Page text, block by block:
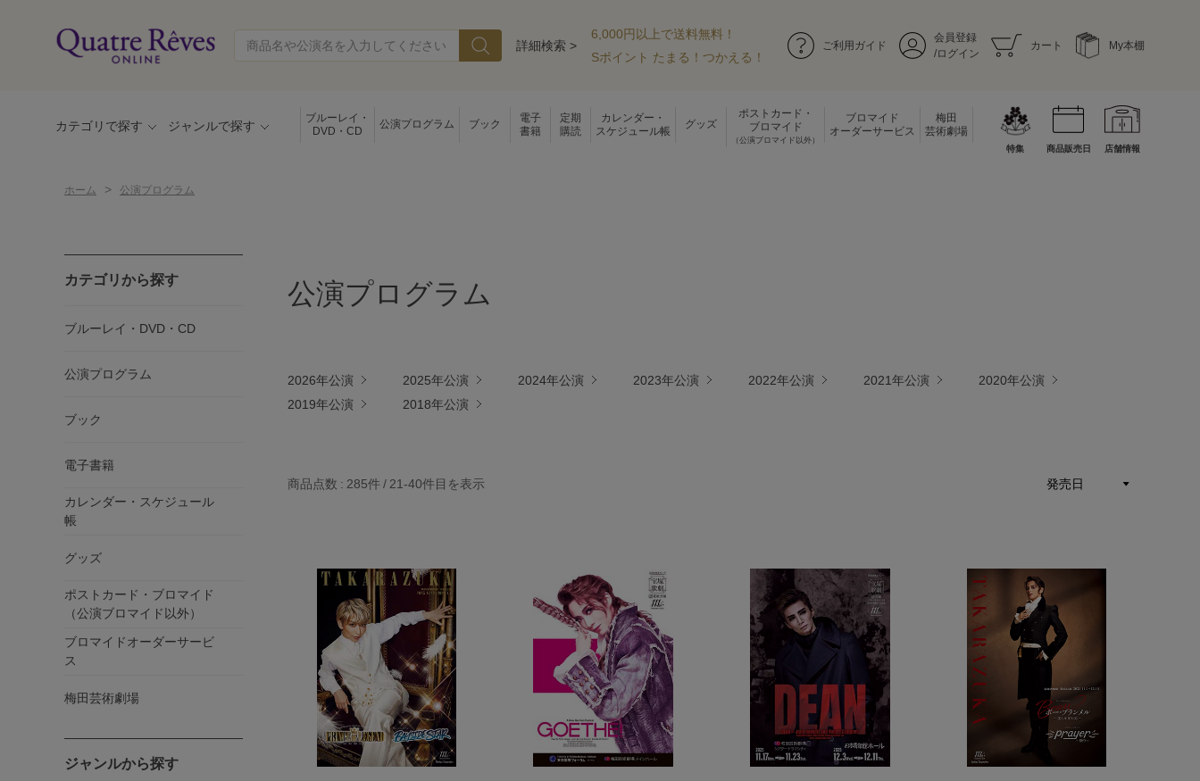
詳細検索 >
6,000円以上で送料無料！
Sポイント たまる！つかえる！
ご利用ガイド
会員登録
/ログイン
カート My本棚
カテゴリで探す ジャンルで探す
ブルーレイ・
DVD・CD
公演プログラム ブック
電子
書籍
定期
購読
カレンダー・
スケジュール帳
グッズ
ポストカード・
ブロマイド
（公演ブロマイド以外）
ブロマイド
オーダーサービス
梅田
芸術劇場
特集 商品販売日 店舗情報
ホーム > 公演プログラム
カテゴリから探す
ブルーレイ・DVD・CD
公演プログラム
ブック
電子書籍
カレンダー・スケジュール
帳
グッズ
ポストカード・ブロマイド
（公演ブロマイド以外）
ブロマイドオーダーサービ
ス
梅田芸術劇場
ジャンルから探す
公演プログラム
2026年公演 2025年公演 2024年公演 2023年公演 2022年公演 2021年公演
2020年公演
2019年公演
2018年公演
商品点数 285件 21-40件目を表示